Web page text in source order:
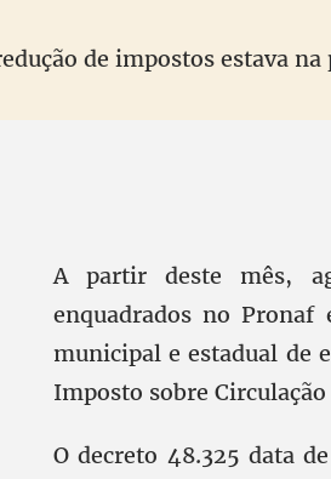
de impostos estava
A partir deste mês,
enquadrados no Pronaf
municipal e estadual de
Imposto sobre
O decreto 48.325 data